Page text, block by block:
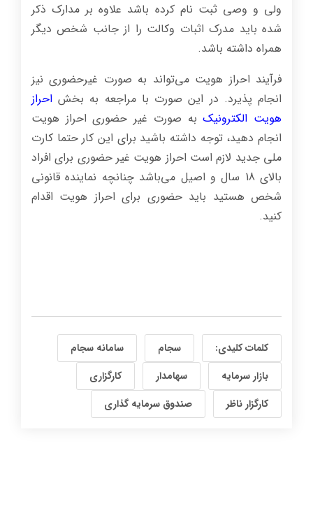
ولی و وصی ثبت نام کرده باشد علاوه بر مدارک ذکر
شده باید مدرک اثبات وکالت را از جانب شخص دیگر
همراه داشته باشد.
فرآیند احراز هویت می‌تواند به صورت غیرحضوری نیز
انجام پذیرد. در این صورت با مراجعه به بخش احراز
هویت الکترونیکبه صورت غیر حضوری احراز هویت
انجام دهید، توجه داشته باشید برای این کار حتما کارت
ملی جدید لازم است احراز هویت غیر حضوری برای افراد
بالای 18 سال و اصیل می‌باشد چنانچه نماینده قانونی
شخص هستید باید حضوری برای احراز هویت اقدام
کنید.
کلمات کلیدی: سجام
سامانه سجام
بازار سرمایه
سهامدار
کارگزاری
کارگزار ناظر
صندوق سرمایه گذاری